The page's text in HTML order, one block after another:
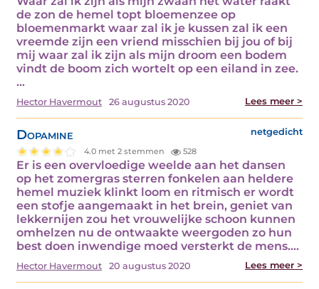
de zon de hemel topt bloemenzee op
bloemenmarkt waar zal ik je kussen zal ik een
vreemde zijn een vriend misschien bij jou of bij
mij waar zal ik zijn als mijn droom een bodem
vindt de boom zich wortelt op een eiland in zee.
…
Hector Havermout 26 augustus 2020 Lees meer >
Dopamine netgedicht
4.0 met 2 stemmen 528
Er is een overvloedige weelde aan het dansen
op het zomergras sterren fonkelen aan heldere
hemel muziek klinkt loom en ritmisch er wordt
een stofje aangemaakt in het brein, geniet van
lekkernijen zou het vrouwelijke schoon kunnen
omhelzen nu de ontwaakte weergoden zo hun
best doen inwendige moed versterkt de mens.…
Hector Havermout 20 augustus 2020 Lees meer >